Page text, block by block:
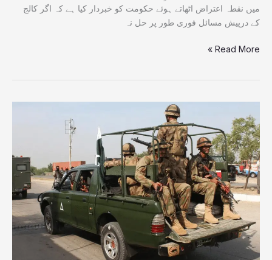
میں نقطہ اعتراض اٹھاتے ہوئے حکومت کو خبردار کیا ہے کہ اگر کالج
کے درپیش مسائل فوری طور پر حل نہ
پی
اے
ہی
پھٹ
پڑے
Read More »
فورسز
کی
بلوچستان
میں
کارروائیاں
،12دہشت
ہلاک